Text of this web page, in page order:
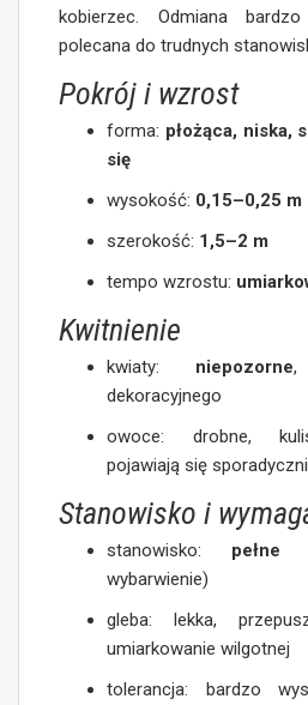
kobierzec. Odmiana
polecana do trudnych
Pokrój i wzrost
forma: płożąca, niska,
się
wysokość: 0,15–0,25 m
szerokość: 1,5–2 m
tempo wzrostu:
Kwitnienie
kwiaty: niepozorne,
dekoracyjnego
owoce: drobne,
pojawiają się
Stanowisko i
stanowisko: pełne
wybarwienie)
gleba: lekka,
umiarkowanie wilgotnej
tolerancja: bardzo